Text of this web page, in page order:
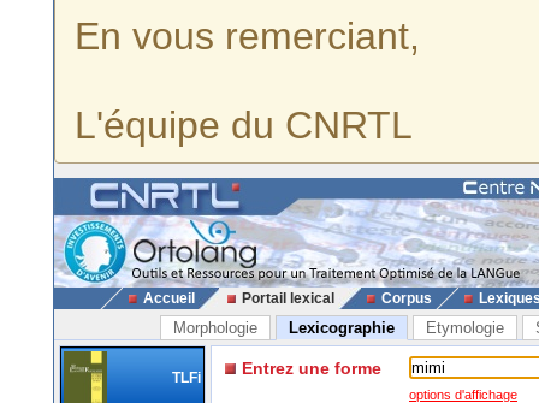
En vous remerciant,
L'équipe du CNRTL
Accueil Portail lexical Corpus
Morphologie Lexicographie Etymologie
TLFi Entrez une forme
options d'affichage